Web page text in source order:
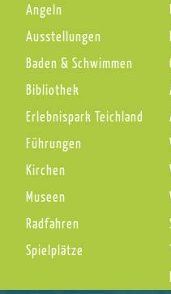
Angeln
Ausstellungen
Baden & Schwimmen
Bibliothek
Erlebnispark Teichland
Führungen
Kirchen
Museen
Radfahren
Spielplätze